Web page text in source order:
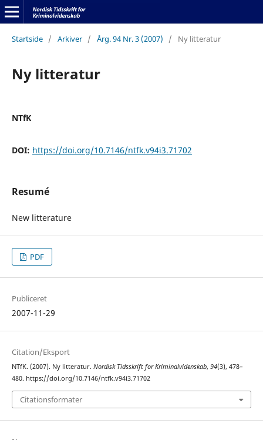
Startside / Arkiver / Årg. 94 Nr. 3 (2007) / Ny litteratur
Ny litteratur
NTfK
DOI: https://doi.org/10.7146/ntfk.v94i3.71702
Resumé
New litterature
PDF
Publiceret
2007-11-29
Citation/Eksport
NTfK. (2007). Ny litteratur. Nordisk Tidsskrift for Kriminalvidenskab, 94(3), 478–
480. https://doi.org/10.7146/ntfk.v94i3.71702
Citationsformater